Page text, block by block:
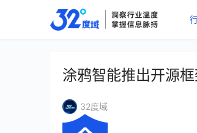
涂鸦智能推出开源
32度域